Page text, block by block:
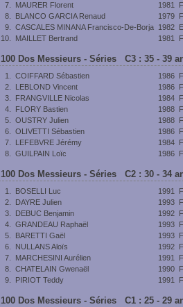
7.
MAURER Florent 1981
8.
BLANCO GARCIA Renaud 1979
9.
CASCALES MINANA Francisco-De-Borja 1982
10.
MAILLET Bertrand 1981
100 Dos Messieurs - Séries C3 : 35 - 39
1. COIFFARD Sébastien 1986
2.
LEBLOND Vincent 1986
3.
FRANGVILLE Nicolas 1984
4.
FLORY Bastien 1988
5.
OUSTRY Julien 1988
6.
OLIVETTI Sébastien 1986
7.
LEFEBVRE Jérémy 1984
8.
GUILPAIN Loïc 1986
100 Dos Messieurs - Séries C2 : 30 - 34
1. BOSELLI Luc 1991
2.
DAYRE Julien 1993
3.
DEBUC Benjamin 1992
4.
GRANDEAU Raphaël 1993
5.
BARETTI Gaël 1993
6.
NULLANS Aloïs 1992
7.
MARCHESINI Aurélien 1991
8.
CHATELAIN Gwenaël 1990
9.
PIRIOT Teddy 1991
100 Dos Messieurs - Séries C1 : 25 - 29